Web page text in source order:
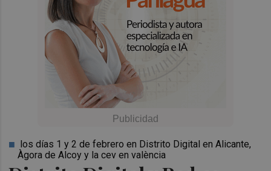
los días 1 y 2 de febrero en Distrito Digital en Alicante,
Àgora de Alcoy y la cev en valència